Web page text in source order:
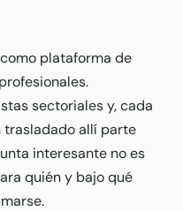
plataforma de
sectoriales y, cada
trasladado allí parte
interesante no es
quién y bajo qué